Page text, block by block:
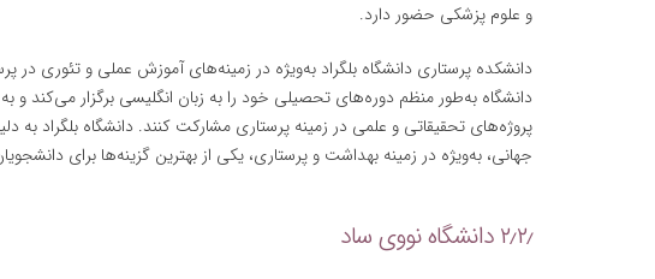
و علوم پزشکی حضور دارد.
دانشکده پرستاری دانشگاه بلگراد به‌ویژه در زمینه‌های آموزش عملی و تئوری در
دانشگاه به‌طور منظم دوره‌های تحصیلی خود را به زبان انگلیسی برگزار می‌کند
پروژه‌های تحقیقاتی و علمی در زمینه پرستاری مشارکت کنند. دانشگاه بلگراد
جهانی، به‌ویژه در زمینه بهداشت و پرستاری، یکی از بهترین گزینه‌ها برای
۲٫۲٫ دانشگاه نووی ساد